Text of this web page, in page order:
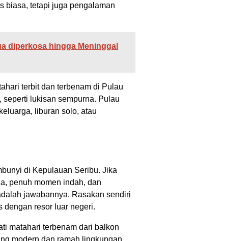
biasa, tetapi juga pengalaman
diperkosa hingga Meninggal
terbit dan terbenam di Pulau
seperti lukisan sempurna. Pulau
liburan solo, atau
di Kepulauan Seribu. Jika
penuh momen indah, dan
jawabannya. Rasakan sendiri
dengan resor luar negeri.
matahari terbenam dari balkon
modern dan ramah lingkungan,